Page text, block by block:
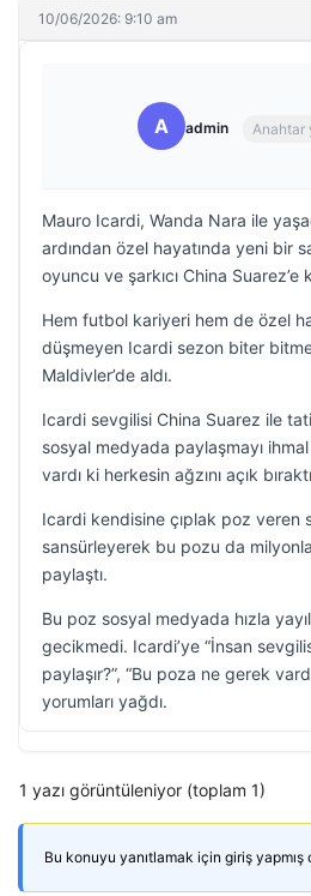
10/06/2026: 9:10 am
A admin Anahtar
Mauro Icardi, Wanda Nara ile
ardından özel hayatında yeni bir
oyuncu ve şarkıcı China Suarez’e
Hem futbol kariyeri hem de özel
düşmeyen Icardi sezon biter
Maldivler’de aldı.
Icardi sevgilisi China Suarez ile
sosyal medyada paylaşmayı
vardı ki herkesin ağzını açık
Icardi kendisine çıplak poz veren
sansürleyerek bu pozu da
paylaştı.
Bu poz sosyal medyada hızla
gecikmedi. Icardi’ye “İnsan
paylaşır?”, “Bu poza ne gerek
yorumları yağdı.
1 yazı görüntüleniyor (toplam 1)
Bu konuyu yanıtlamak için giriş yapmış